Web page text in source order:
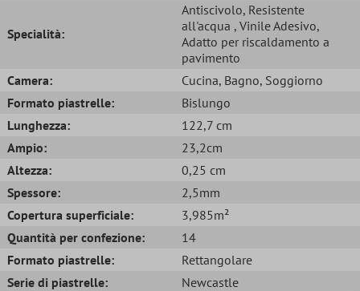
Specialità:
Antiscivolo, Resistente
all'acqua , Vinile Adesivo,
Adatto per riscaldamento a
pavimento
Camera:
Cucina, Bagno, Soggiorno
Formato piastrelle:
Bislungo
Lunghezza:
122,7 cm
Ampio:
23,2cm
Altezza:
0,25 cm
Spessore:
2,5mm
Copertura superficiale:
3,985m²
Quantità per confezione:
14
Formato piastrelle:
Rettangolare
Serie di piastrelle:
Newcastle